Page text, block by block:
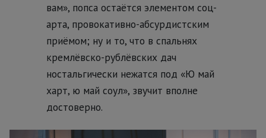
вам», попса остаётся элементом соц-
арта, провокативно-абсурдистским
приёмом; ну и то, что в спальнях
кремлёвско-рублёвских дач
ностальгически нежатся под «Ю май
харт, ю май соул», звучит вполне
достоверно.